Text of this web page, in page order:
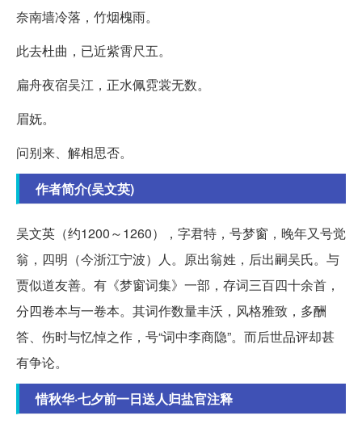
奈南墙冷落，竹烟槐雨。
此去杜曲，已近紫霄尺五。
扁舟夜宿吴江，正水佩霓裳无数。
眉妩。
问别来、解相思否。
作者简介(吴文英)
吴文英（约1200～1260），字君特，号梦窗，晚年又号觉
翁，四明（今浙江宁波）人。原出翁姓，后出嗣吴氏。与
贾似道友善。有《梦窗词集》一部，存词三百四十余首，
分四卷本与一卷本。其词作数量丰沃，风格雅致，多酬
答、伤时与忆悼之作，号“词中李商隐”。而后世品评却甚
有争论。
惜秋华·七夕前一日送人归盐官注释